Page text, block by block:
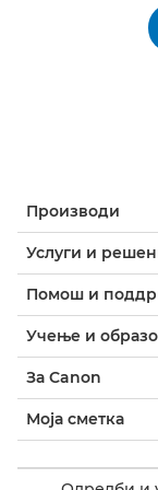
Производи
Услуги и
Помош и
Учење и
За Canon
Моја сметка